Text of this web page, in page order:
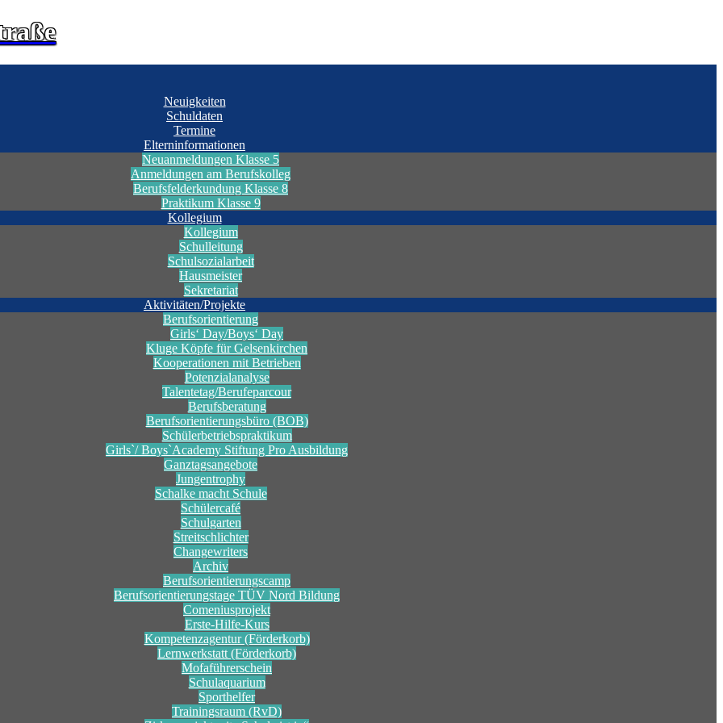
Neuigkeiten
Schuldaten
Termine
Elterninformationen
Neuanmeldungen Klasse 5
Anmeldungen am Berufskolleg
Berufsfelderkundung Klasse 8
Praktikum Klasse 9
Kollegium
Kollegium
Schulleitung
Schulsozialarbeit
Hausmeister
Sekretariat
Aktivitäten/Projekte
Berufsorientierung
Girls‘ Day/Boys‘ Day
Kluge Köpfe für Gelsenkirchen
Kooperationen mit Betrieben
Potenzialanalyse
Talentetag/Berufeparcour
Berufsberatung
Berufsorientierungsbüro (BOB)
Schülerbetriebspraktikum
Girls`/ Boys`Academy Stiftung Pro Ausbildung
Ganztagsangebote
Jungentrophy
Schalke macht Schule
Schülercafé
Schulgarten
Streitschlichter
Changewriters
Archiv
Berufsorientierungscamp
Berufsorientierungstage TÜV Nord Bildung
Comeniusprojekt
Erste-Hilfe-Kurs
Kompetenzagentur (Förderkorb)
Lernwerkstatt (Förderkorb)
Mofaführerschein
Schulaquarium
Sporthelfer
Trainingsraum (RvD)